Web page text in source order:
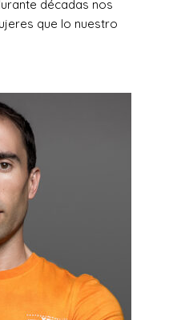
décadas nos
que lo nuestro